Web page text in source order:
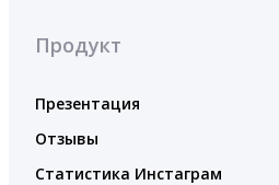
Продукт
Презентация
Отзывы
Статистика Инстаграм